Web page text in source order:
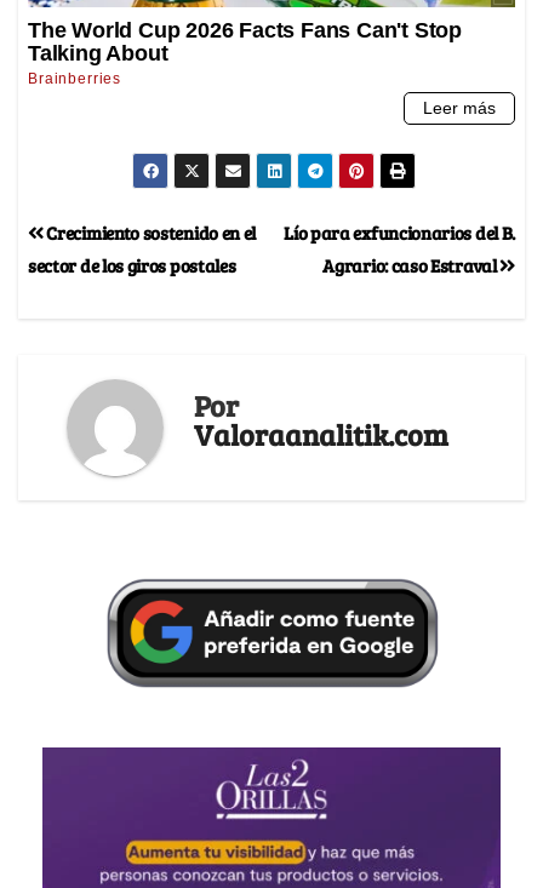
Lío para exfuncionarios del B.
Agrario: caso Estraval
Crecimiento sostenido en el
sector de los giros postales
Por
Valoraanalitik.com